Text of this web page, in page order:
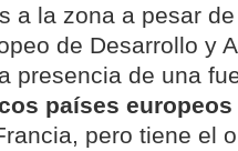
a la zona a pesar
de Desarrollo y
presencia de una
países
pero tiene el